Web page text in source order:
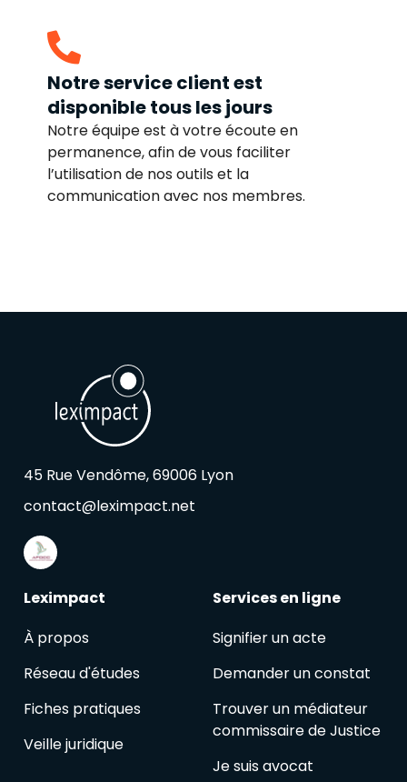
Notre service client est
disponible tous les jours
Notre équipe est à votre écoute en
permanence, afin de vous faciliter
l’utilisation de nos outils et la
communication avec nos membres.
45 Rue Vendôme, 69006 Lyon
contact@leximpact.net
Leximpact
À propos
Réseau d'études
Fiches pratiques
Veille juridique
Services en ligne
Signifier un acte
Demander un constat
Trouver un médiateur
commissaire de Justice
Je suis avocat